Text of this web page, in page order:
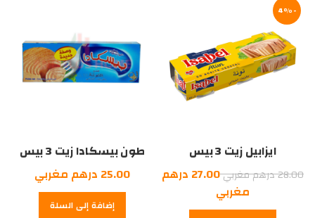
-4%
ايزابيل زيت 3 بيس
28.00درهم مغربيالسعر
الأصلي
هو:
27.00 درهم
مغربي
الحالي
طون بيسكادا زيت 3 بيس
25.00 درهم مغربي
إضافة إلى السلة